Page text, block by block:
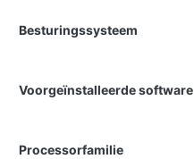
Besturingssysteem
Voorgeïnstalleerde software
Processorfamilie